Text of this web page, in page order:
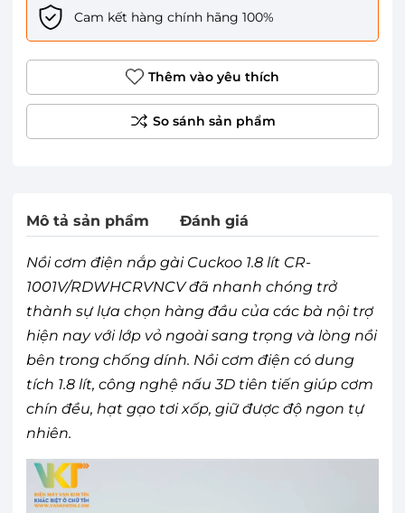
Cam kết hàng chính hãng 100%
Thêm vào yêu thích
Mô tả sản phẩm Đánh giá
Nồi cơm điện nắp gài Cuckoo 1.8 lít CR-
1001V/RDWHCRVNCV đã nhanh chóng trở
thành sự lựa chọn hàng đầu của các bà nội trợ
hiện nay với lớp vỏ ngoài sang trọng và lòng nồi
bên trong chống dính. Nồi cơm điện có dung
tích 1.8 lít, công nghệ nấu 3D tiên tiến giúp cơm
chín đều, hạt gạo tơi xốp, giữ được độ ngon tự
nhiên.